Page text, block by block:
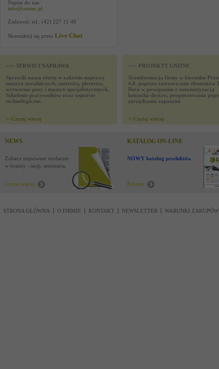
Napisz do nas:
info@contec.pl
Zadzwoń: tel.: (42) 227 11 40
Skontaktuj się przez Live Chat
>>> SERWIS I NAPRAWA
Sprawdź naszą ofertę w zakresie naprawy
maszyn szwalniczych, cutterów, ploterów,
wytwornic pary i maszyn specjalistycznych.
Szkolenie pracowników oraz wsparcie
technologiczne.
>>Czytaj wiecej
>>> PROJEKTY UNIJNE
Transformacja firmy w kierunku
4.0. poprzez zastosowanie elementów
Data w powiązaniu z automatyzacją
łańcucha dostaw, prognozowania
zarządzania zapasami
>>Czytaj wiecej
NEWS
Zobacz najnowsze wydarzenia
w branży : targi, seminaria,
Czytaj więcej
KATALOG ON-LINE
NOWY katalog produktów !
Pobierz
STRONA GŁÓWNA O FIRMIE KONTAKT NEWSLETTER WARUNKI ZAKUPÓW